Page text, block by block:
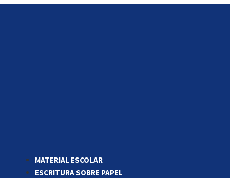
MATERIAL ESCOLAR
ESCRITURA SOBRE PAPEL